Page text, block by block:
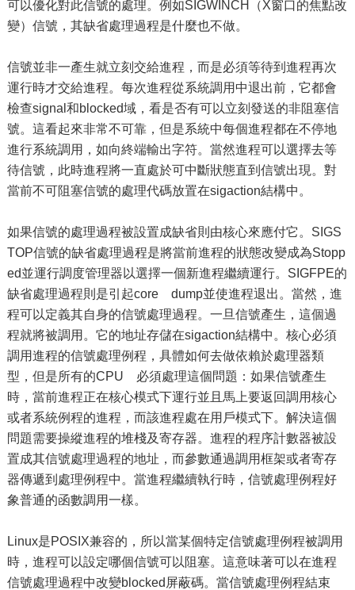
可以優化對此信號的處理。例如SIGWINCH（X窗口的焦點改
變）信號，其缺省處理過程是什麼也不做。
信號並非一產生就立刻交給進程，而是必須等待到進程再次
運行時才交給進程。每次進程從系統調用中退出前，它都會
檢查signal和blocked域，看是否有可以立刻發送的非阻塞信
號。這看起來非常不可靠，但是系統中每個進程都在不停地
進行系統調用，如向終端輸出字符。當然進程可以選擇去等
待信號，此時進程將一直處於可中斷狀態直到信號出現。對
當前不可阻塞信號的處理代碼放置在sigaction結構中。
如果信號的處理過程被設置成缺省則由核心來應付它。SIGS
TOP信號的缺省處理過程是將當前進程的狀態改變成為Stopp
ed並運行調度管理器以選擇一個新進程繼續運行。SIGFPE的
缺省處理過程則是引起core dump並使進程退出。當然，進
程可以定義其自身的信號處理過程。一旦信號產生，這個過
程就將被調用。它的地址存儲在sigaction結構中。核心必須
調用進程的信號處理例程，具體如何去做依賴於處理器類
型，但是所有的CPU 必須處理這個問題：如果信號產生
時，當前進程正在核心模式下運行並且馬上要返回調用核心
或者系統例程的進程，而該進程處在用戶模式下。解決這個
問題需要操縱進程的堆棧及寄存器。進程的程序計數器被設
置成其信號處理過程的地址，而參數通過調用框架或者寄存
器傳遞到處理例程中。當進程繼續執行時，信號處理例程好
象普通的函數調用一樣。
Linux是POSIX兼容的，所以當某個特定信號處理例程被調用
時，進程可以設定哪個信號可以阻塞。這意味著可以在進程
信號處理過程中改變blocked屏蔽碼。當信號處理例程結束